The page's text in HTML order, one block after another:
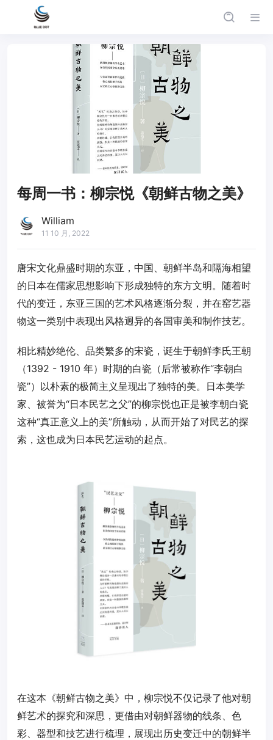
每周一书：柳宗悦《朝鲜古物之美》
William
11 10 月, 2022
唐宋文化鼎盛时期的东亚，中国、朝鲜半岛和隔海相望
的日本在儒家思想影响下形成独特的东方文明。随着时
代的变迁，东亚三国的艺术风格逐渐分裂，并在窑艺器
物这一类别中表现出风格迥异的各国审美和制作技艺。
相比精妙绝伦、品类繁多的宋瓷，诞生于朝鲜李氏王朝
（1392 - 1910 年）时期的白瓷（后常被称作“李朝白
瓷”）以朴素的极简主义呈现出了独特的美。日本美学
家、被誉为“日本民艺之父”的柳宗悦也正是被李朝白瓷
这种“真正意义上的美”所触动，从而开始了对民艺的探
索，这也成为日本民艺运动的起点。
在这本《朝鲜古物之美》中，柳宗悦不仅记录了他对朝
鲜艺术的探究和深思，更借由对朝鲜器物的线条、色
彩、器型和技艺进行梳理，展现出历史变迁中的朝鲜半